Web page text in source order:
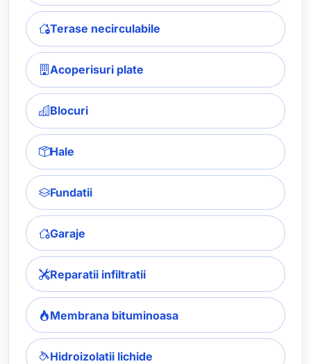
Terase necirculabile
Acoperisuri plate
Blocuri
Hale
Fundatii
Garaje
Reparatii infiltratii
Membrana bituminoasa
Hidroizolatii lichide